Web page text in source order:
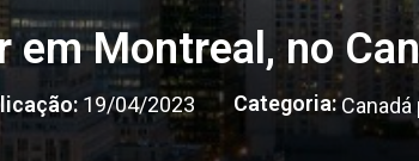
em Montreal, no
19/04/2023 Categoria: